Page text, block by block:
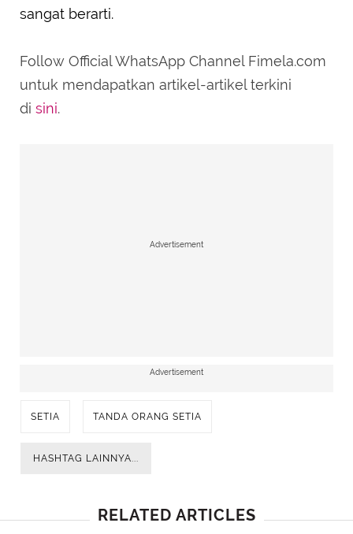
sangat berarti.
Follow Official WhatsApp Channel Fimela.com
untuk mendapatkan artikel-artikel terkini
di sini.
Advertisement
Advertisement
SETIA TANDA ORANG SETIA
HASHTAG LAINNYA...
RELATED ARTICLES